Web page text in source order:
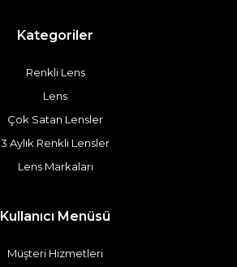
Kategoriler
Renkli Lens
Lens
Çok Satan Lensler
3 Aylık Renkli Lensler
Lens Markaları
Kullanıcı Menüsü
Müşteri Hizmetleri